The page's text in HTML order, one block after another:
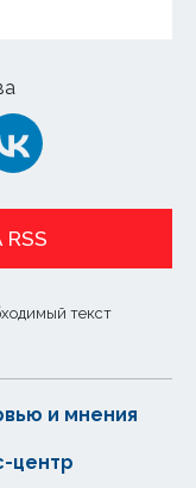
текст
и мнения
центр